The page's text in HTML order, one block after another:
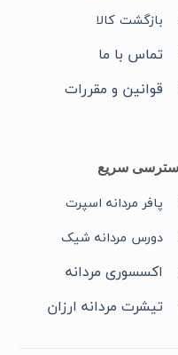
بازگشت کالا
تماس با ما
قوانین و مقررات
سریع
پافر مردانه اسپرت
دورس مردانه شیک
اکسسوری مردانه
تیشرت مردانه ارزان